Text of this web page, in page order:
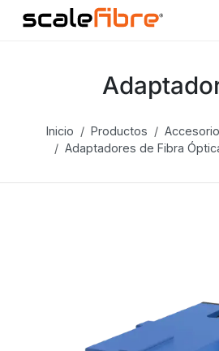
Inicio Productos
Adaptadores de Fibra